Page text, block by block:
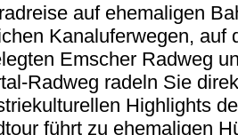
auf ehemaligen
Kanaluferwegen, auf
Emscher Radweg
Radweg radeln Sie
Highlights
führt zu ehemaligen